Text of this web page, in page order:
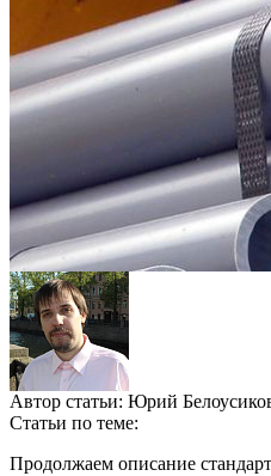
Автор статьи: Юрий
Статьи по теме:
Продолжаем описание